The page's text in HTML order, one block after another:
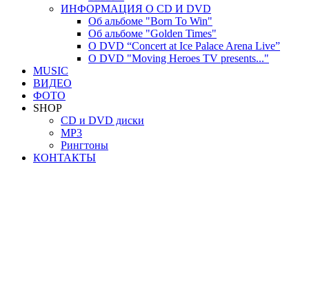
ИНФОРМАЦИЯ О CD И DVD
Об альбоме "Born To Win"
Об альбоме "Golden Times"
О DVD “Concert at Ice Palace Arena Live”
О DVD "Moving Heroes TV presents..."
MUSIC
ВИДЕО
ФОТО
SHOP
CD и DVD диски
MP3
Рингтоны
КОНТАКТЫ